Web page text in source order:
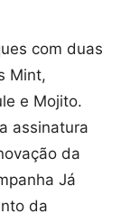
com duas
Mint,
e Mojito.
assinatura
da
Já
da